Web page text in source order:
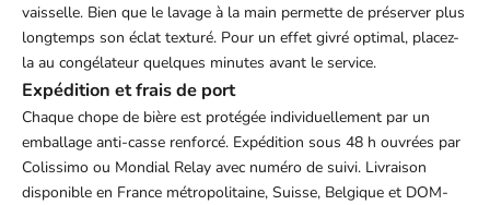
vaisselle. Bien que le lavage à la main permette de préserver plus
longtemps son éclat texturé. Pour un effet givré optimal, placez-
la au congélateur quelques minutes avant le service.
Expédition et frais de port
Chaque chope de bière est protégée individuellement par un
emballage anti-casse renforcé. Expédition sous 48 h ouvrées par
Colissimo ou Mondial Relay avec numéro de suivi. Livraison
disponible en France métropolitaine, Suisse, Belgique et DOM-